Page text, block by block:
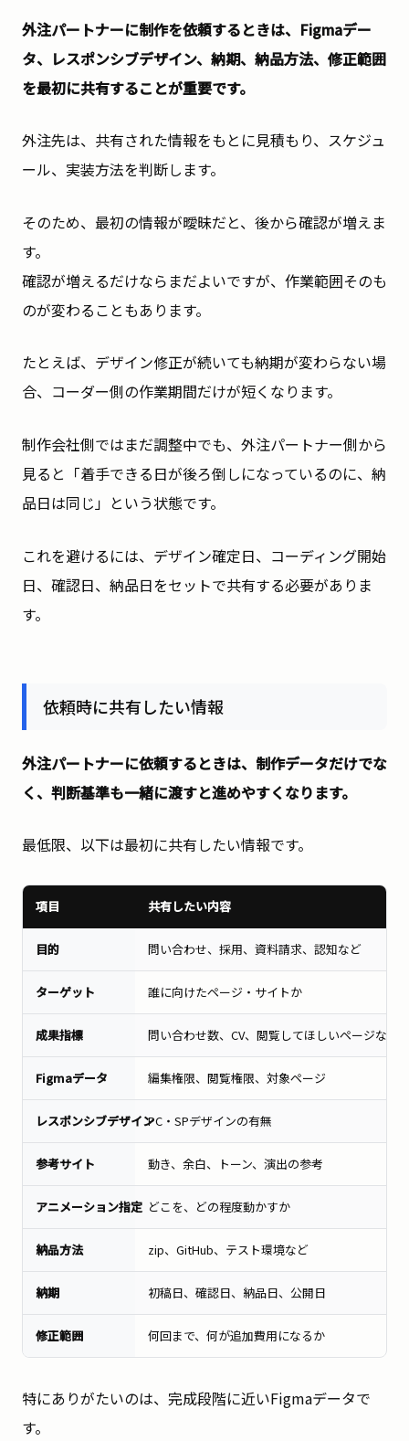
外注パートナーに制作を依頼するときは、Figmaデー
タ、レスポンシブデザイン、納期、納品方法、修正範囲
を最初に共有することが重要です。
外注先は、共有された情報をもとに見積もり、スケジュ
ール、実装方法を判断します。
そのため、最初の情報が曖昧だと、後から確認が増えま
す。
確認が増えるだけならまだよいですが、作業範囲そのも
のが変わることもあります。
たとえば、デザイン修正が続いても納期が変わらない場
合、コーダー側の作業期間だけが短くなります。
制作会社側ではまだ調整中でも、外注パートナー側から
見ると「着手できる日が後ろ倒しになっているのに、納
品日は同じ」という状態です。
これを避けるには、デザイン確定日、コーディング開始
日、確認日、納品日をセットで共有する必要がありま
す。
依頼時に共有したい情報
外注パートナーに依頼するときは、制作データだけでな
く、判断基準も一緒に渡すと進めやすくなります。
最低限、以下は最初に共有したい情報です。
項目 共有したい内容
目的 問い合わせ、採用、資料請求、認知など
ターゲット 誰に向けたページ・サイトか
成果指標 問い合わせ数、CV、閲覧してほしいページなど
Figmaデータ 編集権限、閲覧権限、対象ページ
レスポンシブデザインPC・SPデザインの有無
参考サイト 動き、余白、トーン、演出の参考
アニメーション指定 どこを、どの程度動かすか
納品方法 zip、GitHub、テスト環境など
納期 初稿日、確認日、納品日、公開日
修正範囲 何回まで、何が追加費用になるか
特にありがたいのは、完成段階に近いFigmaデータで
す。